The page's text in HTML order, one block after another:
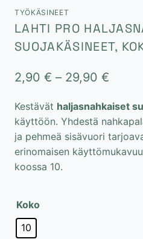
TYÖKÄSINEET
LAHTI PRO
SUOJAKÄSINEET,
2,90 € – 29,90 €
-
29,90
Kestävät haljasnahkaiset
käyttöön. Yhdestä
ja pehmeä sisävuori
erinomaisen
koossa 10.
Koko
10